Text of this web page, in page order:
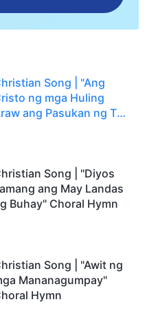
Song | "Ang
ng mga Huling
ang Pasukan ng Tao
Song | "Diyos
ang May Landas
Buhay" Choral Hymn
Song | "Awit ng
Mananagumpay"
Hymn